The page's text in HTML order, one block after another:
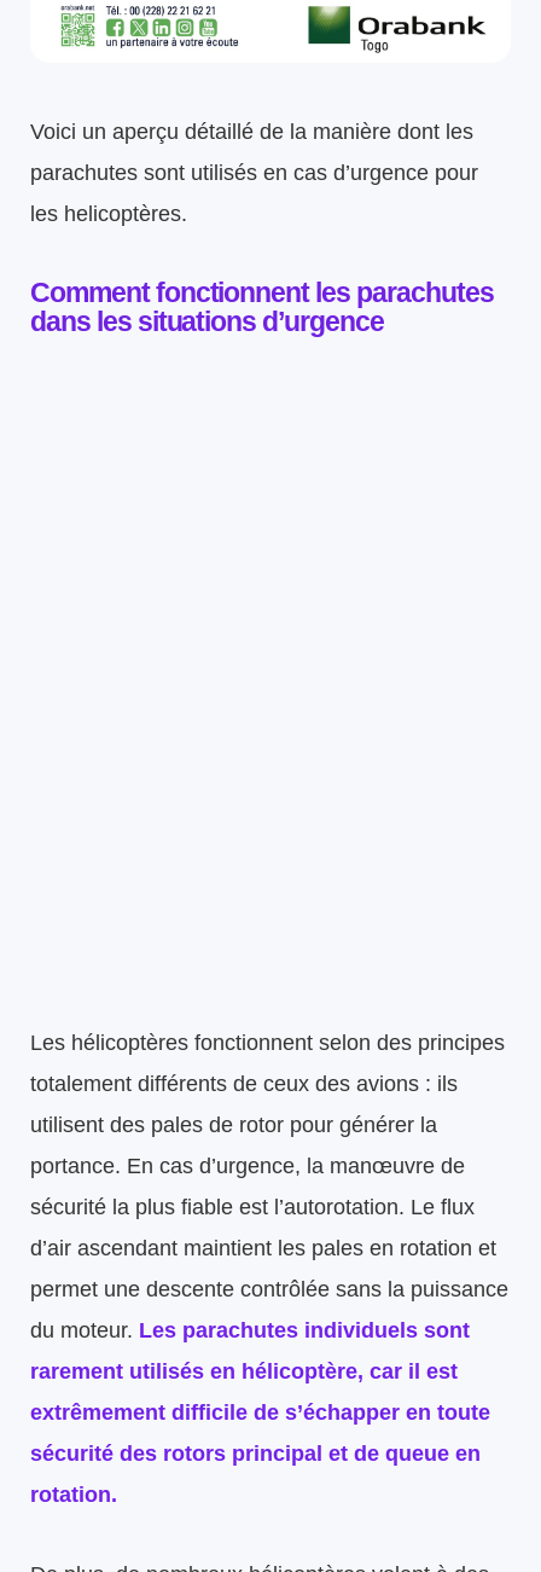
Voici un aperçu détaillé de la manière dont les
parachutes sont utilisés en cas d’urgence pour
les helicoptères.
Comment fonctionnent les parachutes
dans les situations d’urgence
Les hélicoptères fonctionnent selon des principes
totalement différents de ceux des avions : ils
utilisent des pales de rotor pour générer la
portance. En cas d’urgence, la manœuvre de
sécurité la plus fiable est l’autorotation. Le flux
d’air ascendant maintient les pales en rotation et
permet une descente contrôlée sans la puissance
du moteur. Les parachutes individuels sont
rarement utilisés en hélicoptère, car il est
extrêmement difficile de s’échapper en toute
sécurité des rotors principal et de queue en
rotation.